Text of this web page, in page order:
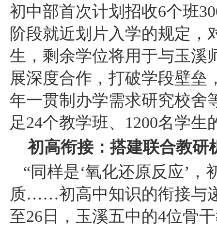
初中部首次计划招收6个班
阶段就近划片入学的规定，
生，剩余学位将用于与玉溪
展深度合作，打破学段壁垒
年一贯制办学需求研究校舍
足24个教学班、1200名学生
初高衔接：搭建联合教研
“同样是‘氧化还原反应’
质……初高中知识的衔接与
至26日，玉溪五中的4位骨